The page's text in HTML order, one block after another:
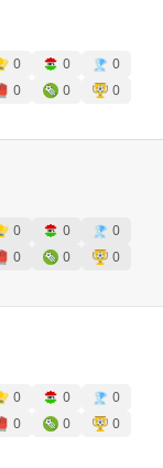
0 0
0
0 0
0
0 0
0
0 0
0
0 0
0
0 0
0